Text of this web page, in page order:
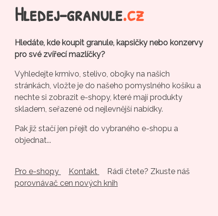
Hledej-granule.cz
Hledáte, kde koupit granule, kapsičky nebo konzervy
pro své zvířecí mazlíčky?
Vyhledejte krmivo, stelivo, obojky na našich
stránkách, vložte je do našeho pomyslného košíku a
nechte si zobrazit e-shopy, které mají produkty
skladem, seřazené od nejlevnější nabídky.
Pak již stačí jen přejít do vybraného e-shopu a
objednat...
Pro e-shopy Kontakt
Rádi čtete? Zkuste náš
porovnávač cen nových knih